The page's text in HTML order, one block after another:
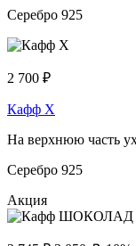
Серебро 925
2 700 ₽
Кафф Х
На верхнюю часть
Серебро 925
Акция